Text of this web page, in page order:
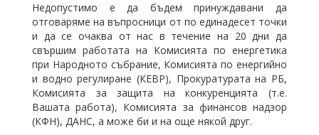
Недопустимо е да бъдем принуждавани да
отговаряме на въпросници от по единадесет точки
и да се очаква от нас в течение на 20 дни да
свършим работата на Комисията по енергетика
при Народното събрание, Комисията по енергийно
и водно регулиране (КЕВР), Прокуратурата на РБ,
Комисията за защита на конкуренцията (т.е.
Вашата работа), Комисията за финансов надзор
(КФН), ДАНС, а може би и на още някой друг.